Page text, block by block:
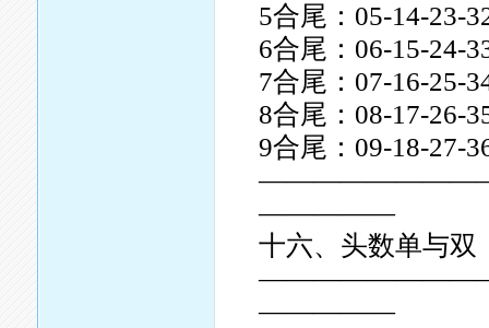
5合尾：05-14-23-
6合尾：06-15-24-
7合尾：07-16-25-
8合尾：08-17-26-
9合尾：09-18-27-
—————
十六、头数单与双
—————